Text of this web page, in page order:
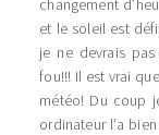
changement
et le soleil est
je ne devrais
fou!!! Il est vrai
météo! Du coup
ordinateur l’a